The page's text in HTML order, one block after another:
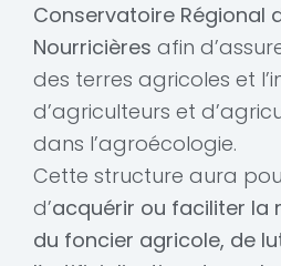
Conservatoire Régional
Nourricières afin
des terres agricoles et
d’agriculteurs et
dans l’agroécologie.
Cette structure aura
d’acquérir ou faciliter la
du foncier agricole, de